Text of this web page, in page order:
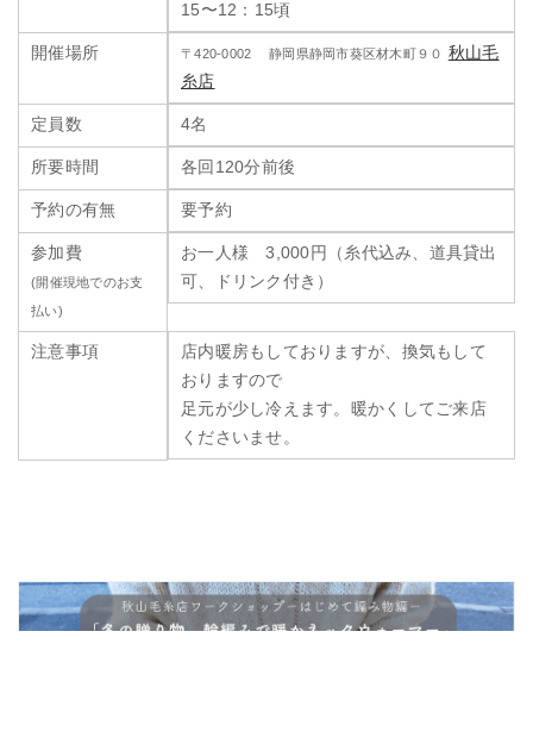
15〜12：15頃
開催場所 〒420-0002 静岡県静岡市葵区材木町９０ 秋山毛
糸店
定員数 4名
所要時間 各回120分前後
予約の有無 要予約
参加費
(開催現地でのお支
払い)
お一人様 3,000円（糸代込み、道具貸出
可、ドリンク付き）
注意事項
店内暖房もしておりますが、換気もして
おりますので
足元が少し冷えます。暖かくしてご来店
くださいませ。